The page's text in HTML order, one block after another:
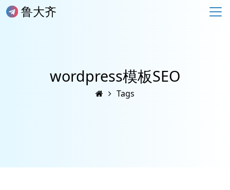
鲁大齐
wordpress模板SEO
Tags